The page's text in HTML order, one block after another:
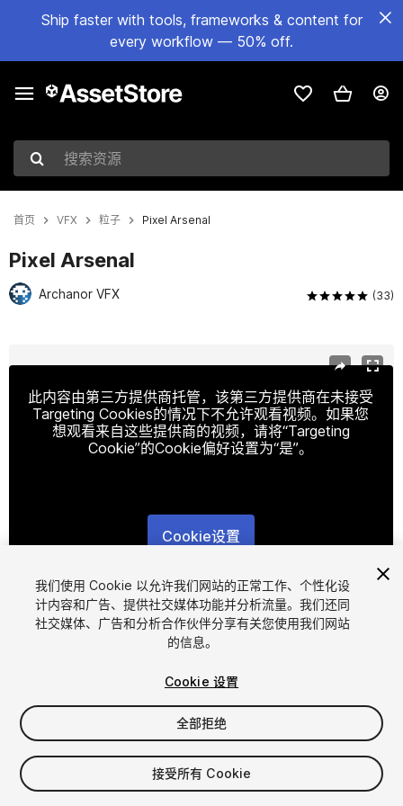
Ship faster with tools, frameworks & content for
every workflow — 50% off.
搜索资源
首页 VFX 粒子 Pixel Arsenal
Pixel Arsenal
Archanor VFX (33)
此内容由第三方提供商托管，该第三方提供商在未接受
Targeting Cookies的情况下不允许观看视频。如果您
想观看来自这些提供商的视频，请将“Targeting
Cookie”的Cookie偏好设置为“是”。
Cookie设置
1/16
$30
增值税将在结算时计算
我们使用 Cookie 以允许我们网站的正常工作、个性化设
计内容和广告、提供社交媒体功能并分析流量。我们还同
社交媒体、广告和分析合作伙伴分享有关您使用我们网站
的信息。
Cookie 设置
全部拒绝
接受所有 Cookie